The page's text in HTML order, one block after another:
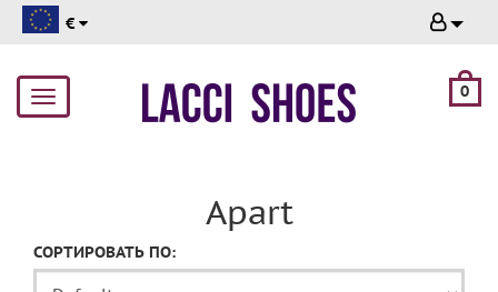
€
Toggle
navigation
0
Apart
СОРТИРОВАТЬ ПО: